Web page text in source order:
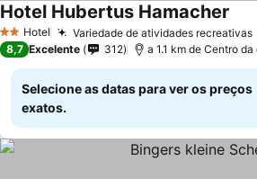
2 Estrelas
Hotel Variedade de atividades recreativas
Hotel Hubertus Hamacher
8,7 Excelente 312 a 1.1 km de Centro
Selecione as datas para ver os preços
exatos.